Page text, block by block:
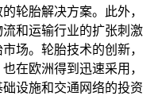
轮胎解决方案。此外，
和运输行业的扩张刺激
场。轮胎技术的创新，
在欧洲得到迅速采用，
设施和交通网络的投资